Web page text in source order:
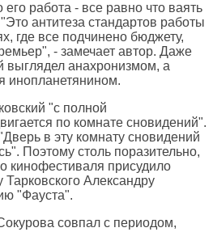
его работа - все равно что ваять
антитеза стандартов работы
где все подчинено бюджету,
- замечает автор. Даже
выглядел анахронизмом, а
инопланетянином.
"с полной
по комнате сновидений".
в эту комнату сновидений
Поэтому столь поразительно,
кинофестиваля присудило
Тарковского Александру
"Фауста".
совпал с периодом,